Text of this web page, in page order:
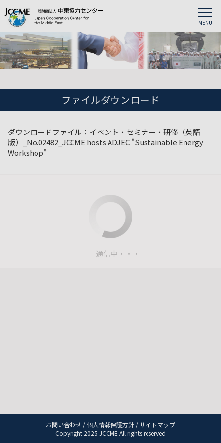
MENU
ファイルダウンロード
ダウンロードファイル：イベント・セミナー・研修（英語
版）_No.02482_JCCME hosts ADJEC "Sustainable Energy
Workshop"
お問い合わせ /個人情報保護方針 /サイトマップ
Copyright 2025 JCCME All rights reserved
通信中・・・